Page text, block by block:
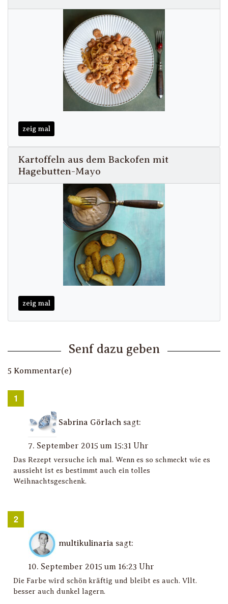
zeig mal
Kartoffeln aus dem Backofen mit
Hagebutten-Mayo
zeig mal
Senf dazu geben
5 Kommentar(e)
Sabrina Görlach sagt:
7. September 2015 um 15:31 Uhr
Das Rezept versuche ich mal. Wenn es so schmeckt wie es
aussieht ist es bestimmt auch ein tolles
Weihnachtsgeschenk.
multikulinaria sagt:
10. September 2015 um 16:23 Uhr
Die Farbe wird schön kräftig und bleibt es auch. Vllt.
besser auch dunkel lagern.